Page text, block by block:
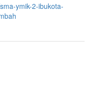
ymik-2-ibukota-